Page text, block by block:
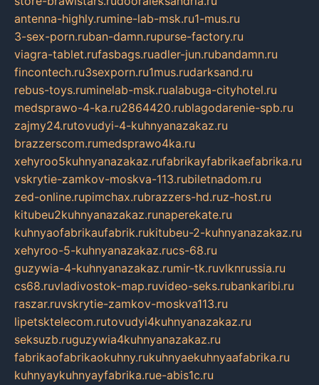
antenna-highly.rumine-lab-msk.ru1-mus.ru
3-sex-porn.ruban-damn.rupurse-factory.ru
viagra-tablet.rufasbags.ruadler-jun.rubandamn.ru
fincontech.ru3sexporn.ru1mus.rudarksand.ru
rebus-toys.ruminelab-msk.rualabuga-cityhotel.ru
medsprawo-4-ka.ru2864420.rublagodarenie-spb.ru
zajmy24.rutovudyi-4-kuhnyanazakaz.ru
brazzerscom.rumedsprawo4ka.ru
xehyroo5kuhnyanazakaz.rufabrikayfabrikaefabrika.ru
vskrytie-zamkov-moskva-113.rubiletnadom.ru
zed-online.rupimchax.rubrazzers-hd.ruz-host.ru
kitubeu2kuhnyanazakaz.runaperekate.ru
kuhnyaofabrikaufabrik.rukitubeu-2-kuhnyanazakaz.ru
xehyroo-5-kuhnyanazakaz.rucs-68.ru
guzywia-4-kuhnyanazakaz.rumir-tk.ruvlknrussia.ru
cs68.ruvladivostok-map.ruvideo-seks.rubankaribi.ru
raszar.ruvskrytie-zamkov-moskva113.ru
lipetsktelecom.rutovudyi4kuhnyanazakaz.ru
seksuzb.ruguzywia4kuhnyanazakaz.ru
fabrikaofabrikaokuhny.rukuhnyaekuhnyaafabrika.ru
kuhnyaykuhnyayfabrika.rue-abis1c.ru